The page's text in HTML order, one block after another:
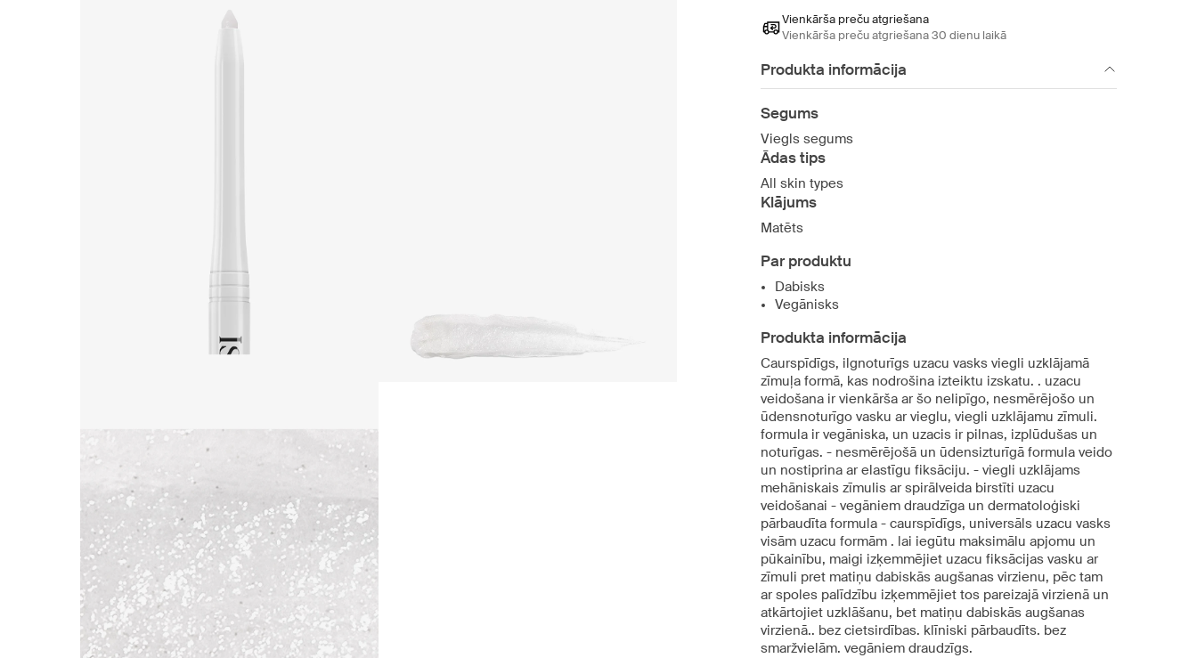
Vienkārša preču atgriešana
Vienkārša preču atgriešana 30 dienu laikā
Produkta informācija
Segums
Viegls segums
Ādas tips
All skin types
Klājums
Matēts
Par produktu
Dabisks
Vegānisks
Produkta informācija
Caurspīdīgs, ilgnoturīgs uzacu vasks viegli uzklājamā
zīmuļa formā, kas nodrošina izteiktu izskatu. . uzacu
veidošana ir vienkārša ar šo nelipīgo, nesmērējošo un
ūdensnoturīgo vasku ar vieglu, viegli uzklājamu zīmuli.
formula ir vegāniska, un uzacis ir pilnas, izplūdušas un
noturīgas. - nesmērējošā un ūdensizturīgā formula veido
un nostiprina ar elastīgu fiksāciju. - viegli uzklājams
mehāniskais zīmulis ar spirālveida birstīti uzacu
veidošanai - vegāniem draudzīga un dermatoloģiski
pārbaudīta formula - caurspīdīgs, universāls uzacu vasks
visām uzacu formām . lai iegūtu maksimālu apjomu un
pūkainību, maigi izķemmējiet uzacu fiksācijas vasku ar
zīmuli pret matiņu dabiskās augšanas virzienu, pēc tam
ar spoles palīdzību izķemmējiet tos pareizajā virzienā un
atkārtojiet uzklāšanu, bet matiņu dabiskās augšanas
virzienā.. bez cietsirdības. klīniski pārbaudīts. bez
smaržvielām. vegāniem draudzīgs.